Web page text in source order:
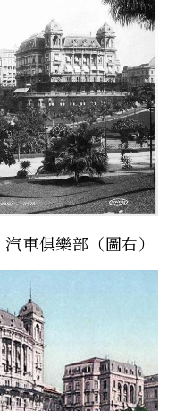
車俱樂部（圖右）